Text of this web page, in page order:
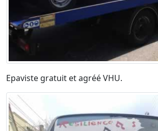
Epaviste gratuit et agréé VHU.